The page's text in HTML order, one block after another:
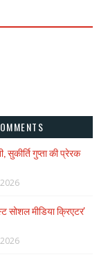
गुप्ता की प्रेरक
सोशल मीडिया क्रिएटर'